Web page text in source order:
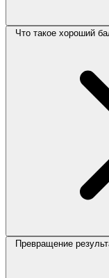
Что такое хороший
Превращение